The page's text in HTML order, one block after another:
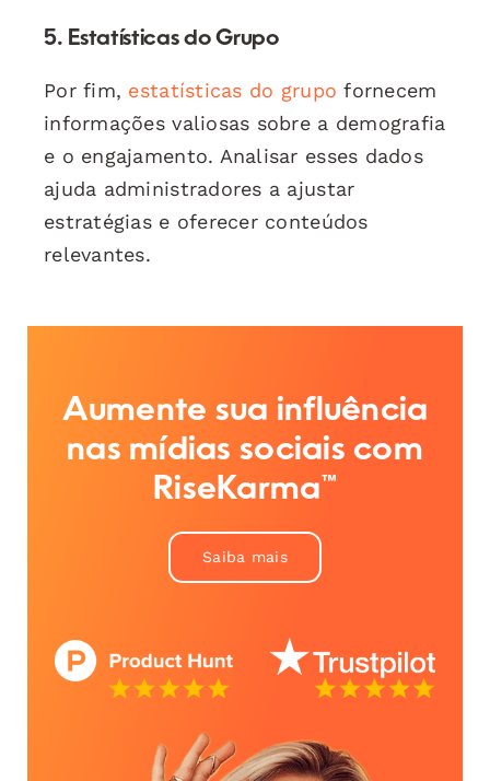
5. Estatísticas do Grupo
Por fim, estatísticas do grupo fornecem
informações valiosas sobre a demografia
e o engajamento. Analisar esses dados
ajuda administradores a ajustar
estratégias e oferecer conteúdos
relevantes.
Aumente sua influência
nas mídias sociais com
RiseKarma™
Saiba mais